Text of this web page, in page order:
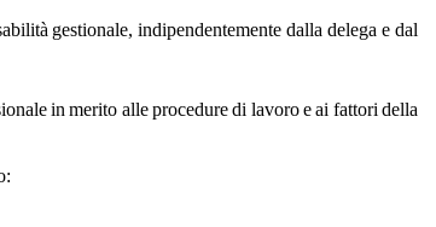
gestionale, indipendentemente dalla delega e dal
in merito alle procedure di lavoro e ai fattori della